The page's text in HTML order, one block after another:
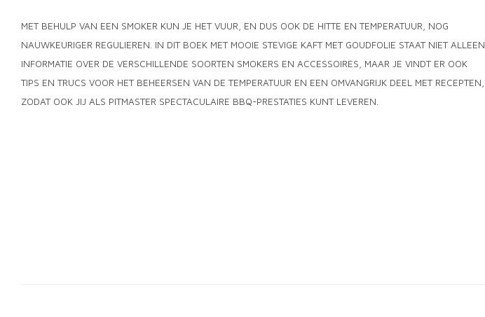
MET BEHULP VAN EEN SMOKER KUN JE HET VUUR, EN DUS OOK DE HITTE EN TEMPERATUUR, NOG
NAUWKEURIGER REGULIEREN. IN DIT BOEK MET MOOIE STEVIGE KAFT MET GOUDFOLIE STAAT NIET ALLEEN
INFORMATIE OVER DE VERSCHILLENDE SOORTEN SMOKERS EN ACCESSOIRES, MAAR JE VINDT ER OOK
TIPS EN TRUCS VOOR HET BEHEERSEN VAN DE TEMPERATUUR EN EEN OMVANGRIJK DEEL MET RECEPTEN,
ZODAT OOK JIJ ALS PITMASTER SPECTACULAIRE BBQ-PRESTATIES KUNT LEVEREN.